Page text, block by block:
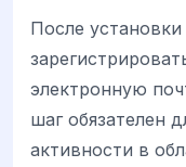
После
электронную
шаг обязателен
активности в